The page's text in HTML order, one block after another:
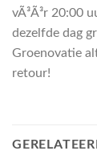
vÃ³Ã³r 20:00
dezelfde dag
Groenovatie
retour!